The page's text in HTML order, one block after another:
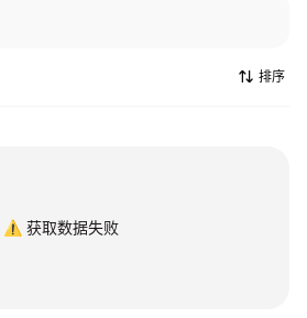
排序
⚠️ 获取数据失败